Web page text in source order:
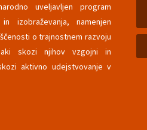
uveljavljen program
izobraževanja, namenjen
o trajnostnem razvoju
skozi njihov vzgojni in
aktivno udejstvovanje v